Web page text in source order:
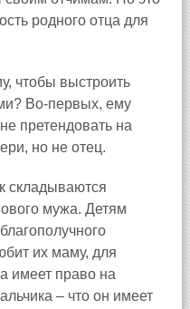
родного отца для
чтобы выстроить
Во-первых, ему
претендовать на
но не отец.
складываются
мужа. Детям
их маму, для
имеет право на
– что он имеет